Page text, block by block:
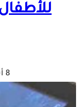
8 أبريل، 2022